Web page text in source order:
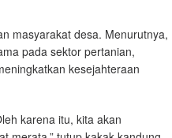
masyarakat desa. Menurutnya,
pada sektor pertanian,
kesejahteraan
karena itu, kita akan